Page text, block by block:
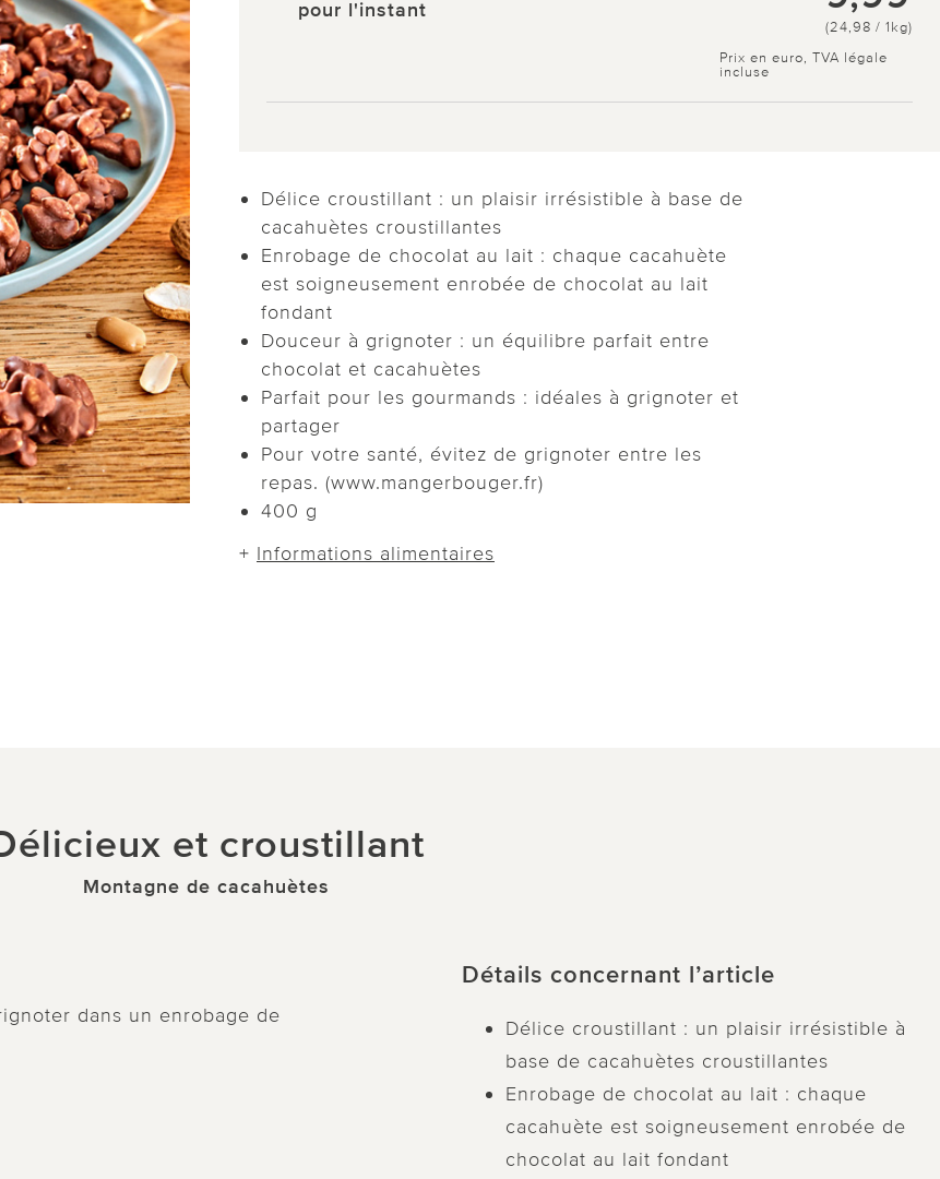
pour l'instant
(24,98 / 1kg)
Prix en euro, TVA légale
incluse
Délice croustillant : un plaisir irrésistible à base de
cacahuètes croustillantes
Enrobage de chocolat au lait : chaque cacahuète
est soigneusement enrobée de chocolat au lait
fondant
Douceur à grignoter : un équilibre parfait entre
chocolat et cacahuètes
Parfait pour les gourmands : idéales à grignoter et
partager
Pour votre santé, évitez de grignoter entre les
repas. (www.mangerbouger.fr)
400 g
+ Informations alimentaires
et croustillant
Montagne de cacahuètes
dans un enrobage de
Détails concernant l’article
Délice croustillant : un plaisir irrésistible à
base de cacahuètes croustillantes
Enrobage de chocolat au lait : chaque
cacahuète est soigneusement enrobée de
chocolat au lait fondant